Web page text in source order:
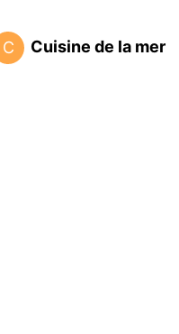
C Cuisine de la mer